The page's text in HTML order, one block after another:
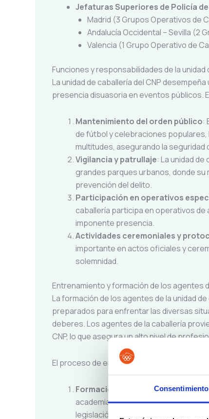
Consentimiento
Jefaturas Superiores de Policía
Madrid (3 Grupos Operativos de
Andalucía Occidental – Sevilla (2
Valencia (1 Grupo Operativo de
Funciones y responsabilidades de la unidad
La unidad de caballería del CNP
presencia disuasoria en eventos públicos.
Mantenimiento del orden público:
de fútbol y celebraciones
multitudes, asegurando la
Vigilancia y patrullaje: La unidad
grandes parques urbanos, donde su
prevención del delito.
Participación en operativos
caballería participa en operativos de
imponente presencia.
Actividades ceremoniales y
importante en actos oficiales y
solemnidad.
Entrenamiento y formación de los agentes
La formación de los agentes de la unidad
preparados para enfrentar las diversas
deberes. Los agentes de la caballería
CNP, lo que asegura un alto nivel de
El proceso de entrenamiento incluye:
Formación policial básica: Todos
academia del CNP, donde adquieren
legislación y manejo de situaciones